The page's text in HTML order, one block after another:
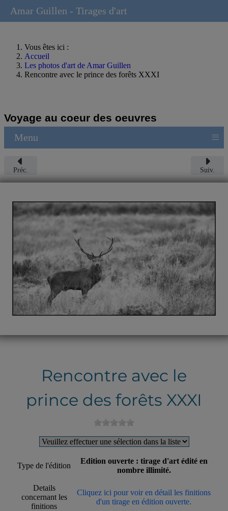
Vous êtes ici :
Accueil
Les photos d'art de Amar Guillen
Rencontre avec le prince des forêts XXXI
Voyage au coeur des oeuvres
Menu ≡
Préc. Suiv.
Rencontre avec le
prince des forêts XXXI
Type de l'édition
Edition ouverte : tirage d'art édité en
nombre illimité.
Details
concernant les
finitions
Cliquez ici pour voir en détail les finitions
d'un tirage en édition ouverte.
Amar Guillen - Tirages d'art